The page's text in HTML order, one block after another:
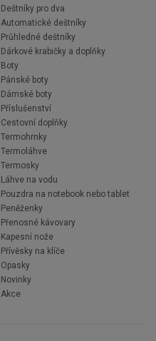
Deštníky pro dva
Automatické deštníky
Průhledné deštníky
Dárkové krabičky a doplňky
Boty
Pánské boty
Dámské boty
Příslušenství
Cestovní doplňky
Termohrnky
Termoláhve
Termosky
Láhve na vodu
Pouzdra na notebook nebo tablet
Peněženky
Přenosné kávovary
Kapesní nože
Přívěsky na klíče
Opasky
Novinky
Akce